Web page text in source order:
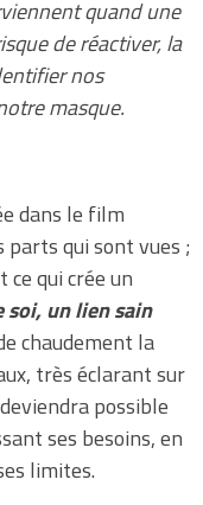
quand une
de réactiver, la
nos
masque.
dans le film
parts qui sont vues ;
ce qui crée un
un lien sain
chaudement la
très éclarant sur
possible
ses besoins, en
limites.